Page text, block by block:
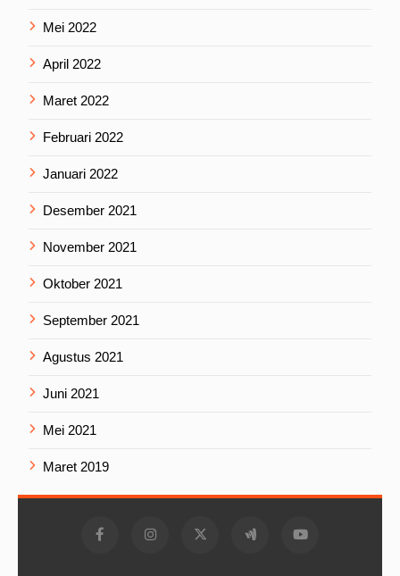
Mei 2022
April 2022
Maret 2022
Februari 2022
Januari 2022
Desember 2021
November 2021
Oktober 2021
September 2021
Agustus 2021
Juni 2021
Mei 2021
Maret 2019